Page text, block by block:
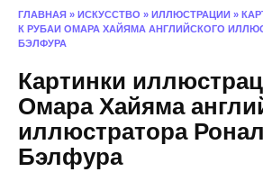
ГЛАВНАЯ » ИСКУССТВО » ИЛЛЮСТРАЦИИ »
К РУБАИ ОМАРА ХАЙЯМА АНГЛИЙСКОГО
БЭЛФУРА
Картинки
Омара Хайяма
иллюстратора
Бэлфура